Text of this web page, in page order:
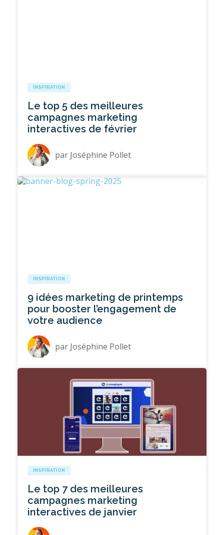
INSPIRATION
Le top 5 des meilleures
campagnes marketing
interactives de février
par Joséphine Pollet
INSPIRATION
9 idées marketing de printemps
pour booster l’engagement de
votre audience
par Joséphine Pollet
INSPIRATION
Le top 7 des meilleures
campagnes marketing
interactives de janvier